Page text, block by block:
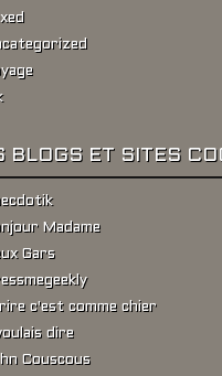
BLOGS ET SITES
Madame
Gars
c'est comme chier
dire
Couscous